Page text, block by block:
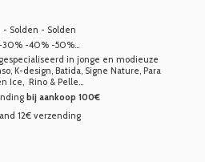
- Solden - Solden
-40% -50%...
in jonge en modieuze
K-design, Batida, Signe Nature, Para
Ice, Rino & Pelle...
bij aankoop 100€
12€ verzending